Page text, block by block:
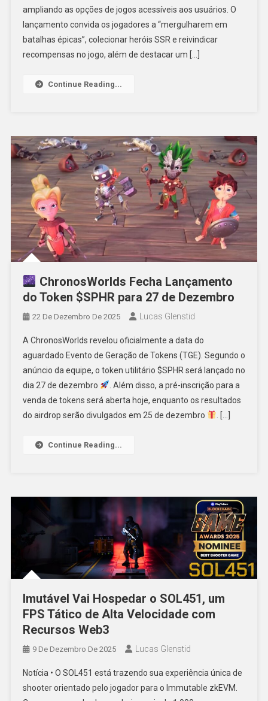
ampliando as opções de jogos acessíveis aos usuários. O
lançamento convida os jogadores a “mergulharem em
batalhas épicas”, colecionar heróis SSR e reivindicar
recompensas no jogo, além de destacar um […]
Continue Reading...
ChronosWorlds Fecha Lançamento
do Token $SPHR para 27 de Dezembro
22 De Dezembro De 2025 Lucas Glenstid
A ChronosWorlds revelou oficialmente a data do
aguardado Evento de Geração de Tokens (TGE). Segundo o
anúncio da equipe, o token utilitário $SPHR será lançado no
dia 27 de dezembro
. Além disso, a pré-inscrição para a
venda de tokens será aberta hoje, enquanto os resultados
do airdrop serão divulgados em 25 de dezembro
. […]
Continue Reading...
Imutável Vai Hospedar o SOL451, um
FPS Tático de Alta Velocidade com
Recursos Web3
9 De Dezembro De 2025 Lucas Glenstid
Notícia • O SOL451 está trazendo sua experiência única de
shooter orientado pelo jogador para o Immutable zkEVM.